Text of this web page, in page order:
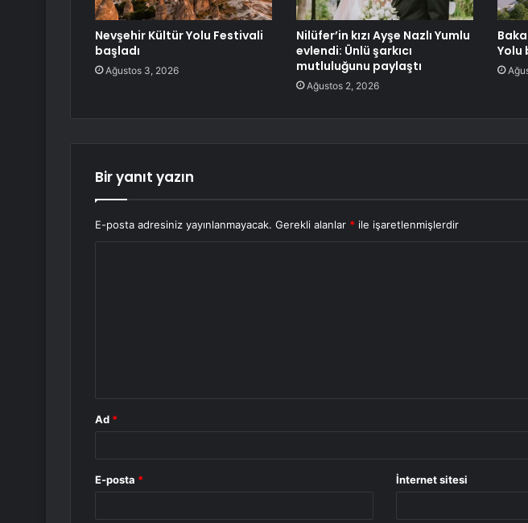
Nevşehir Kültür Yolu Festivali
başladı
Ağustos 3, 2026
Nilüfer’in kızı Ayşe Nazlı Yumlu
evlendi: Ünlü şarkıcı
mutluluğunu paylaştı
Ağustos 2, 2026
Yolu
Bir yanıt yazın
E-posta adresiniz yayınlanmayacak. Gerekli alanlar * ile işaretlenmişlerdir
Ad *
E-posta * İnternet sitesi